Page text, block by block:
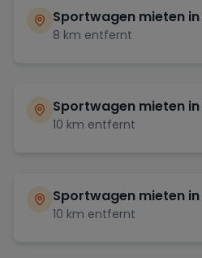
Sportwagen mieten in
8 km entfernt
Sportwagen mieten in
10 km entfernt
Sportwagen mieten in
10 km entfernt